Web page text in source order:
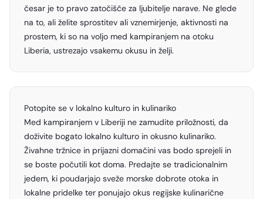
česar je to pravo zatočišče za ljubitelje narave. Ne glede
na to, ali želite sprostitev ali vznemirjenje, aktivnosti na
prostem, ki so na voljo med kampiranjem na otoku
Liberia, ustrezajo vsakemu okusu in želji.
Potopite se v lokalno kulturo in kulinariko
Med kampiranjem v Liberiji ne zamudite priložnosti, da
doživite bogato lokalno kulturo in okusno kulinariko.
Živahne tržnice in prijazni domačini vas bodo sprejeli in
se boste počutili kot doma. Predajte se tradicionalnim
jedem, ki poudarjajo sveže morske dobrote otoka in
lokalne pridelke ter ponujajo okus regijske kulinarične